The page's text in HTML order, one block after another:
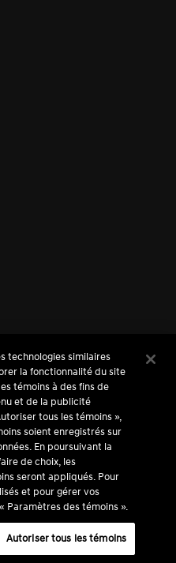
technologies similaires
la fonctionnalité du site
témoins à des fins de
et de la publicité
tous les témoins »,
soient enregistrés sur
En poursuivant la
de choix, les
seront appliqués. Pour
et pour gérer vos
Paramètres des témoins ».
Autoriser tous les témoins